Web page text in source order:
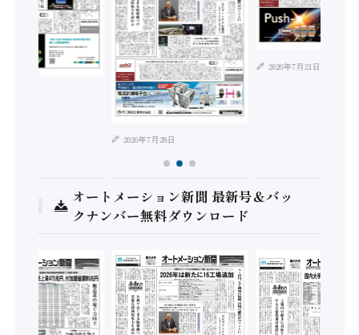
2026年7月28日
2026年7月21日
オートメーション新聞 最新号＆バッ
クナンバー無料ダウンロード